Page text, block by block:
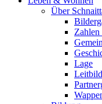
Über
Zahlen
Lage
Leitbild